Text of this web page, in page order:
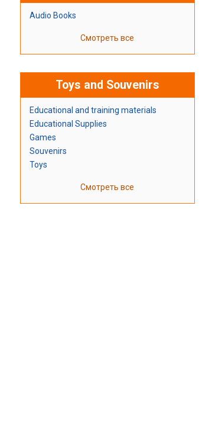
Audio Books
Смотреть все
Toys and Souvenirs
Educational and training materials
Educational Supplies
Games
Souvenirs
Toys
Смотреть все